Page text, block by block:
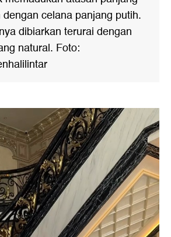
celana panjang putih.
dibiarkan terurai dengan
natural. Foto: